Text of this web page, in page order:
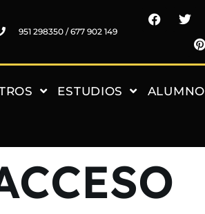
951 298350 / 677 902 149
ESTUDIOS ALUMNO